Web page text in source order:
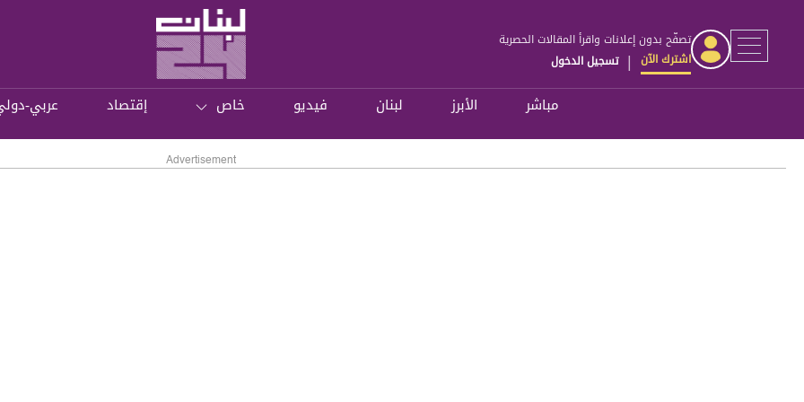
تصفّح بدون إعلانات واقرأ المقالات الحصرية
اشترك الآن | تسجيل الدخول
مباشر الأبرز لبنان فيديو خاص إقتصاد عربي-
Advertisement